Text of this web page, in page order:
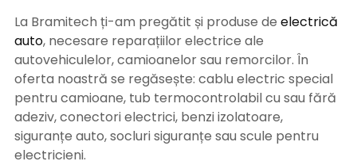
La Bramitech ți-am pregătit și produse de electrică
auto, necesare reparațiilor electrice ale
autovehiculelor, camioanelor sau remorcilor. În
oferta noastră se regăsește: cablu electric special
pentru camioane, tub termocontrolabil cu sau fără
adeziv, conectori electrici, benzi izolatoare,
siguranțe auto, socluri siguranțe sau scule pentru
electricieni.